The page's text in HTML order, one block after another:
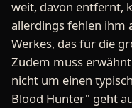
weit, davon entfernt,
allerdings fehlen ihm
Werkes, das für die
Zudem muss
nicht um einen
Blood Hunter" geht